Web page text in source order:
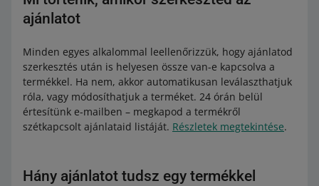
ajánlatot
Minden egyes alkalommal leellenőrizzük, hogy ajánlatod
szerkesztés után is helyesen össze van-e kapcsolva a
termékkel. Ha nem, akkor automatikusan leválaszthatjuk
róla, vagy módosíthatjuk a terméket. 24 órán belül
értesítünk e-mailben – megkapod a termékről
szétkapcsolt ajánlataid listáját. Részletek megtekintése.
Hány ajánlatot tudsz egy termékkel